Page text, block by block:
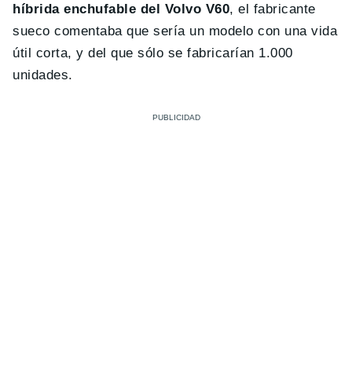
híbrida enchufable del Volvo V60, el fabricante
sueco comentaba que sería un modelo con una vida
útil corta, y del que sólo se fabricarían 1.000
unidades.